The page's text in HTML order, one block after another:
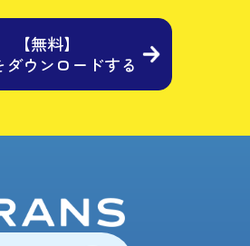
【無料】
ダウンロードする